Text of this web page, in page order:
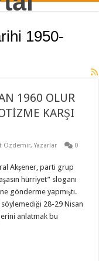
1950-
1960 OLUR
KARŞI
Özdemir,Yazarlar 0
Akşener, parti grup
hürriyet” sloganı
gönderme yapmıştı.
söylemediği 28-29 Nisan
anlatmak bu